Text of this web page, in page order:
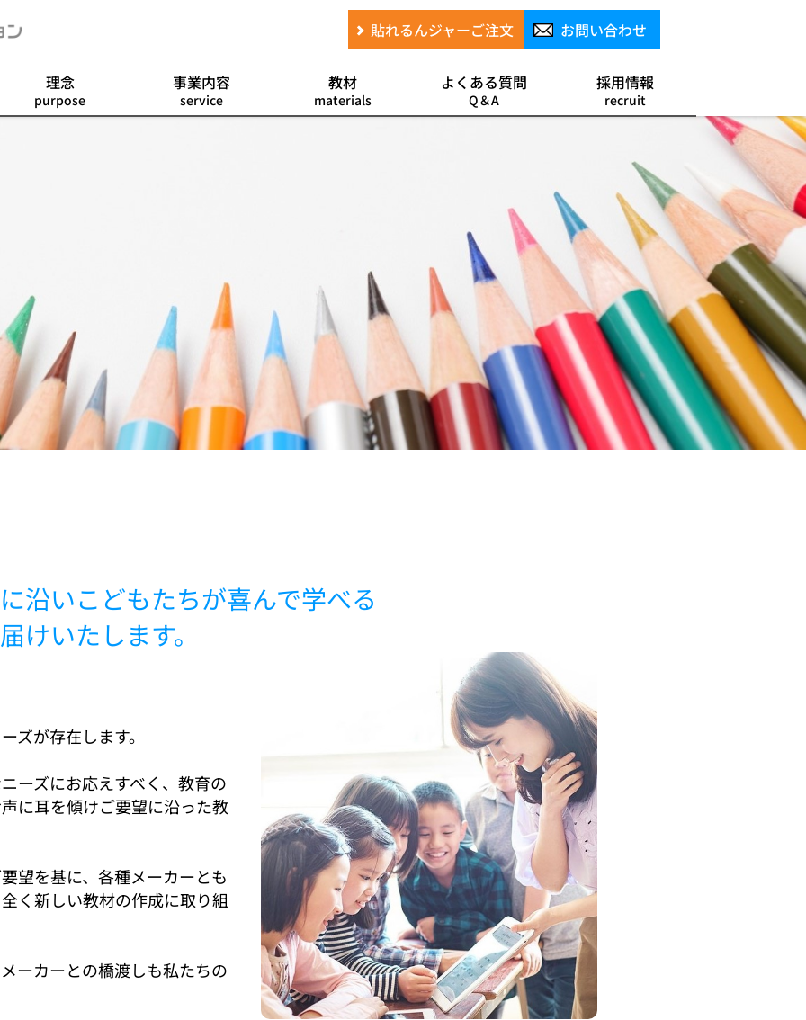
貼れるんジャーご注文 お問い合わせ
理念
purpose
事業内容
service
教材
materials
よくある質問
Q＆A
採用情報
recruit
沿いこどもたちが喜んで学べる
けいたします。
ズが存在します。
ーズにお応えすべく、教育の
に耳を傾けご要望に沿った教
望を基に、各種メーカーとも
く新しい教材の作成に取り組
ーカーとの橋渡しも私たちの